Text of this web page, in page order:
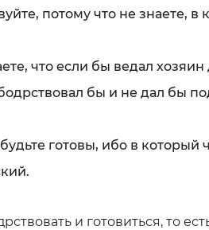
потому что не знаете, в
что если бы ведал
бы и не дал бы
готовы, ибо в который
и готовиться, то